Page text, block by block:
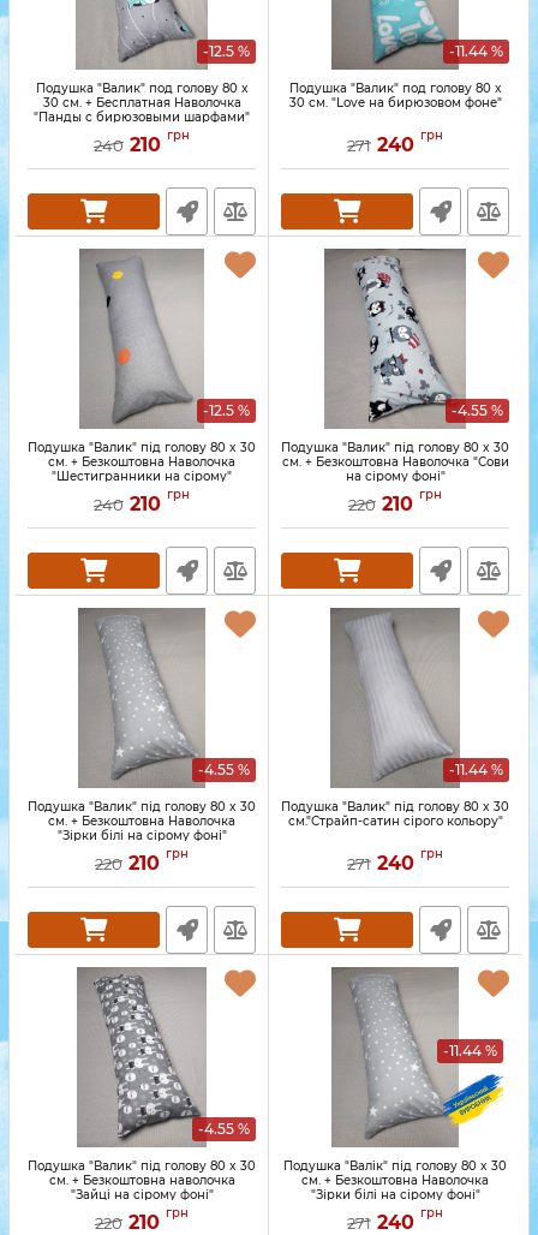
-12.5 %
Подушка "Валик" под голову 80 x
30 см. + Бесплатная Наволочка
"Панды с бирюзовыми шарфами"
240 210 грн
-11.44 %
Подушка "Валик" под голову 80 x
30 см. "Love на бирюзовом фоне"
271 240 грн
-12.5 %
Подушка "Валик" під голову 80 x 30
см. + Безкоштовна Наволочка
"Шестигранники на сірому"
240 210 грн
-4.55 %
Подушка "Валик" під голову 80 x 30
см. + Безкоштовна Наволочка "Сови
на сірому фоні"
220 210 грн
-4.55 %
Подушка "Валик" під голову 80 x 30
см. + Безкоштовна Наволочка
"Зірки білі на сірому фоні"
220 210 грн
-11.44 %
Подушка "Валик" під голову 80 x 30
см."Страйп-сатин сірого кольору"
271 240 грн
-4.55 %
Подушка "Валик" під голову 80 x 30
см. + Безкоштовна наволочка
"Зайці на сірому фоні"
220 210 грн
-11.44 %
Подушка "Валік" під голову 80 x 30
см. + Безкоштовна Наволочка
"Зірки білі на сірому фоні"
271 240 грн